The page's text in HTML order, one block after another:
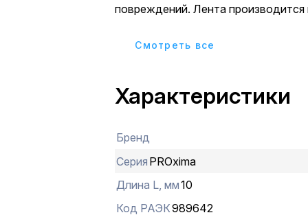
повреждений. Лента производится
препятствующих горению.
Cмотреть все
Характеристики
Бренд
Серия PROxima
Длина L, мм10
Код РАЭК989642